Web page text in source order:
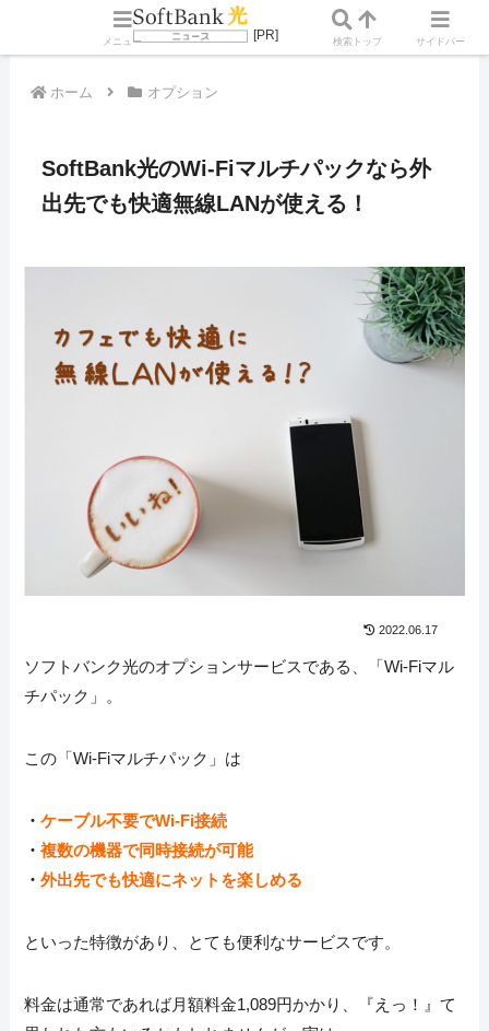
ホーム オプション
SoftBank光のWi-Fiマルチパックなら外
出先でも快適無線LANが使える！
2022.06.17
ソフトバンク光のオプションサービスである、「Wi-Fiマル
チパック」。
この「Wi-Fiマルチパック」は
・ ケーブル不要でWi-Fi接続
・ 複数の機器で同時接続が可能
・ 外出先でも快適にネットを楽しめる
といった特徴があり、とても便利なサービスです。
料金は通常であれば月額料金1,089円かかり、『えっ！』て
メニュー 検索トップ サイドバー